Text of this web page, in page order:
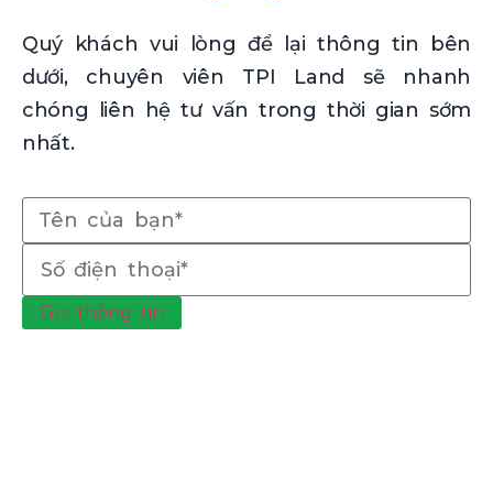
Quý khách vui lòng để lại thông tin bên
dưới, chuyên viên TPI Land sẽ nhanh
chóng liên hệ tư vấn trong thời gian sớm
nhất.
Gửi thông tin